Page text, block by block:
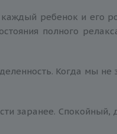
ребенок и его
полного
Когда мы
заранее.